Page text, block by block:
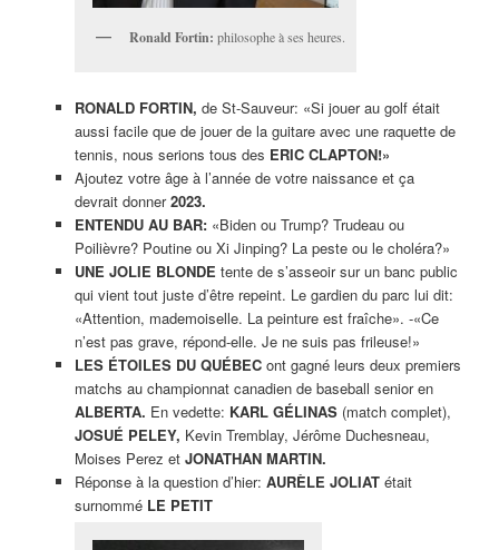
Ronald Fortin: philosophe à ses heures.
RONALD FORTIN, de St-Sauveur: «Si jouer au golf était
aussi facile que de jouer de la guitare avec une raquette de
tennis, nous serions tous des ERIC CLAPTON!»
Ajoutez votre âge à l’année de votre naissance et ça
devrait donner2023.
ENTENDU AU BAR: «Biden ou Trump? Trudeau ou
Poilièvre? Poutine ou Xi Jinping? La peste ou le choléra?»
UNE JOLIE BLONDE tente de s’asseoir sur un banc public
qui vient tout juste d’être repeint. Le gardien du parc lui dit:
«Attention, mademoiselle. La peinture est fraîche». -«Ce
n’est pas grave, répond-elle. Je ne suis pas frileuse!»
LES ÉTOILES DU QUÉBEC ont gagné leurs deux premiers
matchs au championnat canadien de baseball senior en
ALBERTA. En vedette: KARL GÉLINAS(match complet),
JOSUÉ PELEY, Kevin Tremblay, Jérôme Duchesneau,
Moises Perez et JONATHAN MARTIN.
Réponse à la question d’hier: AURÈLE JOLIATétait
surnommé LE PETIT